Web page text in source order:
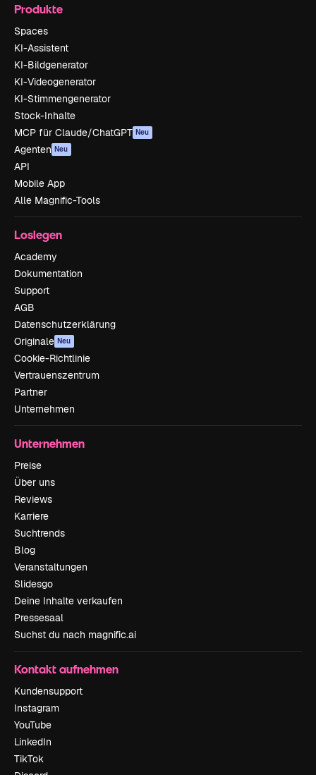
Produkte
Spaces
KI-Assistent
KI-Bildgenerator
KI-Videogenerator
KI-Stimmengenerator
Stock-Inhalte
MCP für Claude/ChatGPT Neu
Agenten Neu
API
Mobile App
Alle Magnific-Tools
Loslegen
Academy
Dokumentation
Support
AGB
Datenschutzerklärung
Originale Neu
Cookie-Richtlinie
Vertrauenszentrum
Partner
Unternehmen
Unternehmen
Preise
Über uns
Reviews
Karriere
Suchtrends
Blog
Veranstaltungen
Slidesgo
Deine Inhalte verkaufen
Pressesaal
Suchst du nach magnific.ai
Kontakt aufnehmen
Kundensupport
Instagram
YouTube
LinkedIn
TikTok